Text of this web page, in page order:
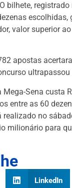
bilhete,
escolhidas,
valor superior
apostas
ultrapassou
Sena custa
entre as 60
realizado no
milionário para
LinkedIn